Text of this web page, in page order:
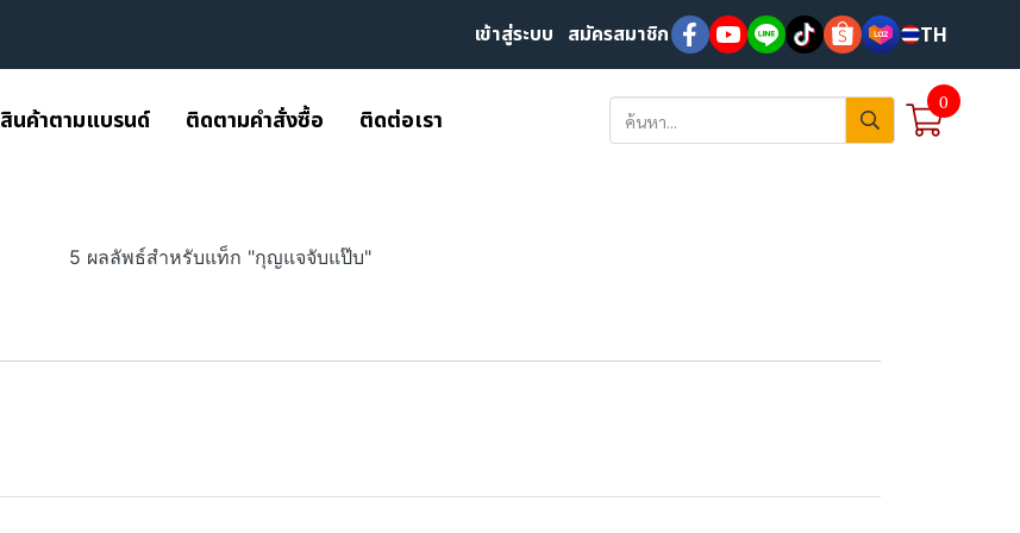
เข้าสู่ระบบ สมัครสมาชิก TH
สินค้าตามแบรนด์ ติดตามคำสั่งซื้อ ติดต่อเรา
0
5 ผลลัพธ์สำหรับแท็ก "กุญแจจับแป๊บ"